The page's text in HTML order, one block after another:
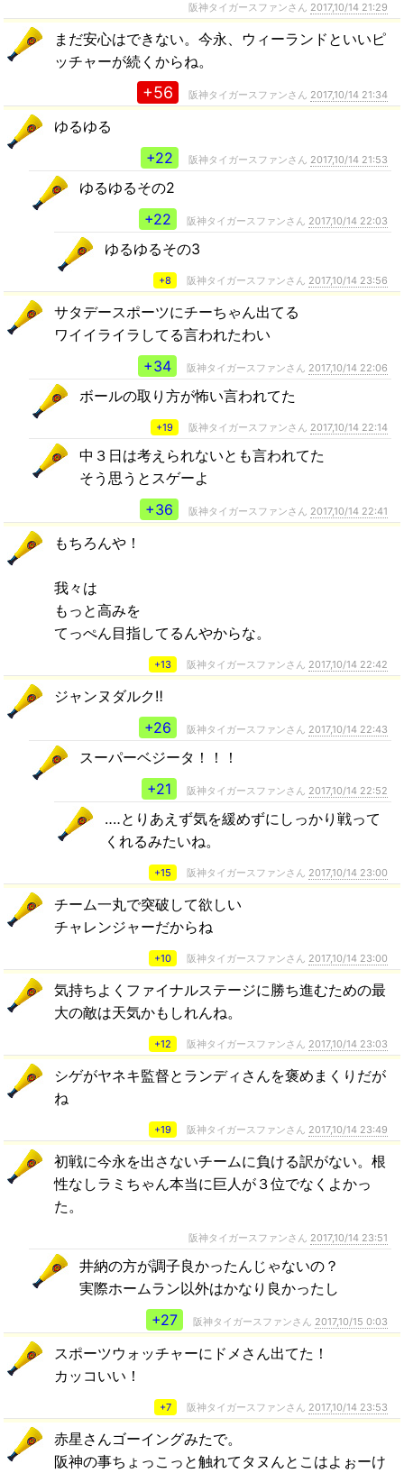
阪神タイガースファンさん 2017,10/14 21:29
まだ安心はできない。今永、ウィーランドといいピ
ッチャーが続くからね。
+56 阪神タイガースファンさん 2017,10/14 21:34
ゆるゆる
+22
阪神タイガースファンさん 2017,10/14 21:53
ゆるゆるその2
+22
阪神タイガースファンさん 2017,10/14 22:03
ゆるゆるその3
+8 阪神タイガースファンさん 2017,10/14 23:56
サタデースポーツにチーちゃん出てる
ワイイライラしてる言われたわい
+34
阪神タイガースファンさん 2017,10/14 22:06
ボールの取り方が怖い言われてた
+19 阪神タイガースファンさん 2017,10/14 22:14
中３日は考えられないとも言われてた
そう思うとスゲーよ
+36
阪神タイガースファンさん 2017,10/14 22:41
もちろんや！
我々は
もっと高みを
てっぺん目指してるんやからな。
+13 阪神タイガースファンさん 2017,10/14 22:42
ジャンヌダルク‼️
+26
阪神タイガースファンさん 2017,10/14 22:43
スーパーベジータ！！！
+21
阪神タイガースファンさん 2017,10/14 22:52
‥‥とりあえず気を緩めずにしっかり戦って
くれるみたいね。
+15 阪神タイガースファンさん 2017,10/14 23:00
チーム一丸で突破して欲しい
チャレンジャーだからね
+10 阪神タイガースファンさん 2017,10/14 23:00
気持ちよくファイナルステージに勝ち進むための最
大の敵は天気かもしれんね。
+12 阪神タイガースファンさん 2017,10/14 23:03
シゲがヤネキ監督とランディさんを褒めまくりだが
ね
+19 阪神タイガースファンさん 2017,10/14 23:49
初戦に今永を出さないチームに負ける訳がない。根
性なしラミちゃん本当に巨人が３位でなくよかっ
た。
阪神タイガースファンさん 2017,10/14 23:51
井納の方が調子良かったんじゃないの？
実際ホームラン以外はかなり良かったし
+27
阪神タイガースファンさん 2017,10/15 0:03
スポーツウォッチャーにドメさん出てた！
カッコいい！
+7 阪神タイガースファンさん 2017,10/14 23:53
赤星さんゴーイングみたで。
阪神の事ちょっこっと触れてタヌんとこはよぉーけ